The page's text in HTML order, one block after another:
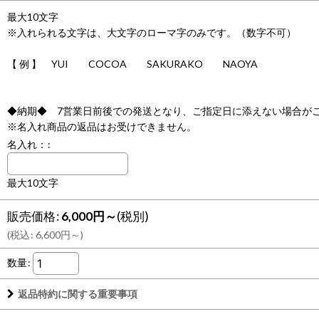
最大10文字
※入れられる文字は、大文字のローマ字のみです。（数字不可）
【 例 】 YUI COCOA SAKURAKO NAOYA
◆納期◆ 7営業日前後での発送となり、ご指定日に添えない場合がご
※名入れ商品の返品はお受けできません。
名入れ： :
最大10文字
販売価格:6,000円～(税別)
(税込: 6,600円 ～)
数量:
返品特約に関する重要事項